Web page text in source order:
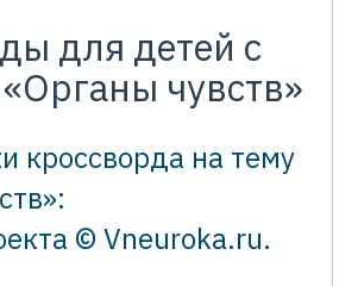
для детей с
чувств»
кроссворда на тему
© Vneuroka.ru.